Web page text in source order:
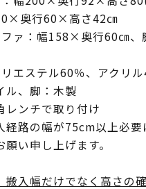
奥行60×高さ42㎝
ァ：幅158×奥行60㎝、
エステル60％、アクリ
ル、脚：木製
レンチで取り付け
経路の幅が75cm以上必要
い申し上げます。
搬入幅だけでなく高さの